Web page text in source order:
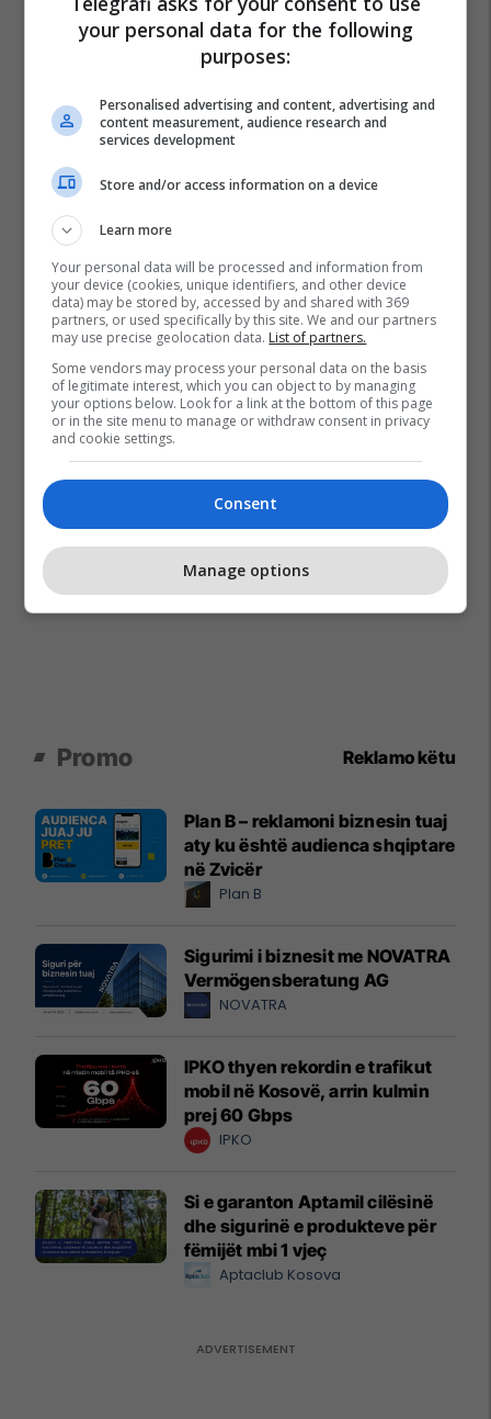
Promo Reklamo këtu
Plan B – reklamoni biznesin tuaj
aty ku është audienca shqiptare
në Zvicër
Plan B
Sigurimi i biznesit me NOVATRA
Vermögensberatung AG
NOVATRA
IPKO thyen rekordin e trafikut
mobil në Kosovë, arrin kulmin
prej 60 Gbps
IPKO
Si e garanton Aptamil cilësinë
dhe sigurinë e produkteve për
fëmijët mbi 1 vjeç
Aptaclub Kosova
your personal data for the following
purposes:
Personalised advertising and content, advertising and
content measurement, audience research and
services development
Store and/or access information on a device
Learn more
Your personal data will be processed and information from
your device (cookies, unique identifiers, and other device
data) may be stored by, accessed by and shared with 369
partners, or used specifically by this site. We and our partners
may use precise geolocation data. List of partners.
Some vendors may process your personal data on the basis
of legitimate interest, which you can object to by managing
your options below. Look for a link at the bottom of this page
or in the site menu to manage or withdraw consent in privacy
and cookie settings.
Consent
Manage options